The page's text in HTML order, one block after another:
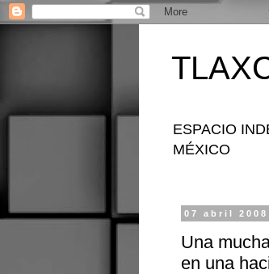
ESPACIO
MÉXICO
07 abril 2008
Una
en una